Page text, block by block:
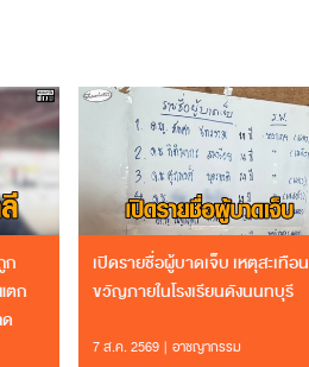
ก
ตก
เปิดรายชื่อผู้บาดเจ็บ เหตุสะเทือน
ขวัญภายในโรงเรียนดังนนทบุรี
7 ส.ค. 2569 อาชญากรรม